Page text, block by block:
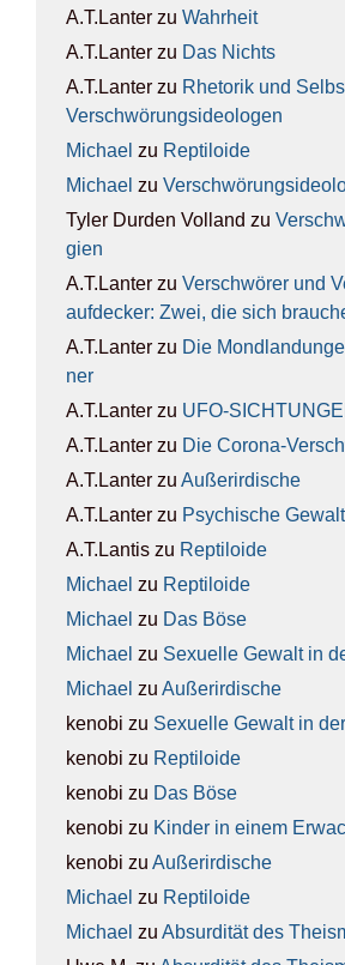
A.T.Lanter zu Wahr­heit
A.T.Lanter zu Das Nichts
A.T.Lanter zu Rhe­to­rik und
Ver­schwö­rungs­ideo­lo­gen
Michael zu Rep­ti­lo­ide
Michael zu
Tyler Durden Volland zu
gien
A.T.Lanter zu Ver­schwö­rer und
auf­de­cker: Zwei, die sich
A.T.Lanter zu Die
ner
A.T.Lanter zu UFO-
A.T.Lanter zu Die Coro­na-
A.T.Lanter zu Außer­ir­di­sche
A.T.Lanter zu Psy­chi­sche Gewalt
A.T.Lantis zu Rep­ti­lo­ide
Michael zu Rep­ti­lo­ide
Michael zu Das Böse
Michael zu Sexu­el­le Gewalt in
Michael zu Außer­ir­di­sche
kenobi zu Sexu­el­le Gewalt in
kenobi zu Rep­ti­lo­ide
kenobi zu Das Böse
kenobi zu Kin­der in einem
kenobi zu Außer­ir­di­sche
Michael zu Rep­ti­lo­ide
Michael zu Absur­di­tät des